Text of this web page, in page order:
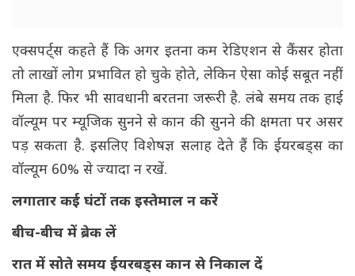
एक्सपर्ट्स कहते हैं कि अगर इतना कम रेडिएशन से कैंसर होता
तो लाखों लोग प्रभावित हो चुके होते, लेकिन ऐसा कोई सबूत नहीं
मिला है. फिर भी सावधानी बरतना जरूरी है. लंबे समय तक हाई
वॉल्यूम पर म्यूजिक सुनने से कान की सुनने की क्षमता पर असर
पड़ सकता है. इसलिए विशेषज्ञ सलाह देते हैं कि ईयरबड्स का
वॉल्यूम 60% से ज्यादा न रखें.
लगातार कई घंटों तक इस्तेमाल न करें
बीच-बीच में ब्रेक लें
रात में सोते समय ईयरबड्स कान से निकाल दें